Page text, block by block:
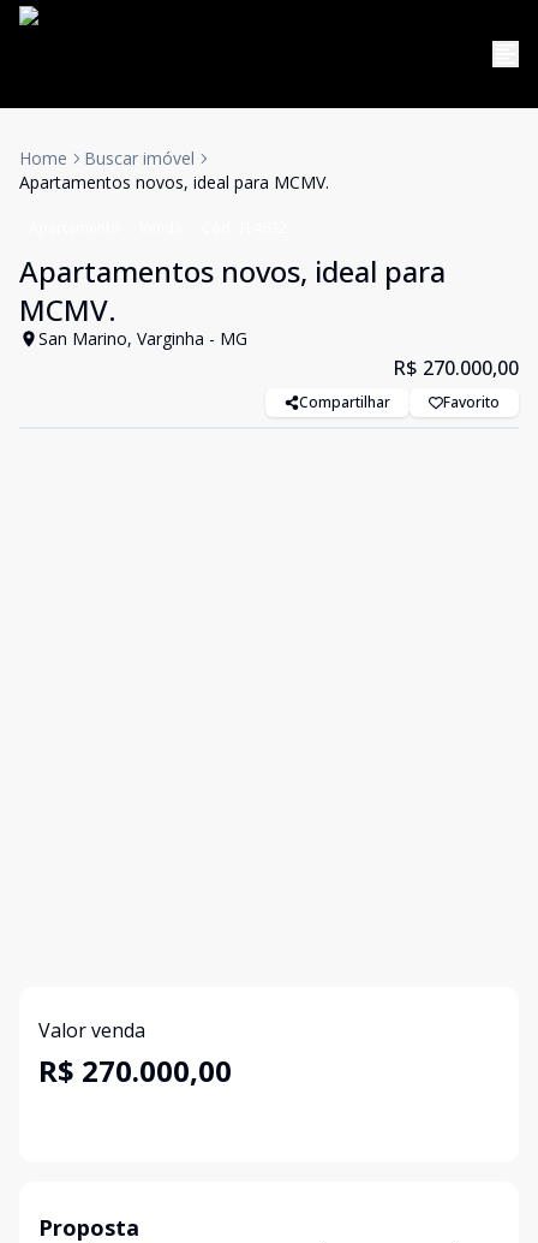
Home
Buscar imóvel
Apartamentos novos, ideal para MCMV.
Apartamentos novos, ideal para
MCMV.
San Marino, Varginha - MG
R$ 270.000,00
Compartilhar Favorito
Valor venda
R$ 270.000,00
Proposta